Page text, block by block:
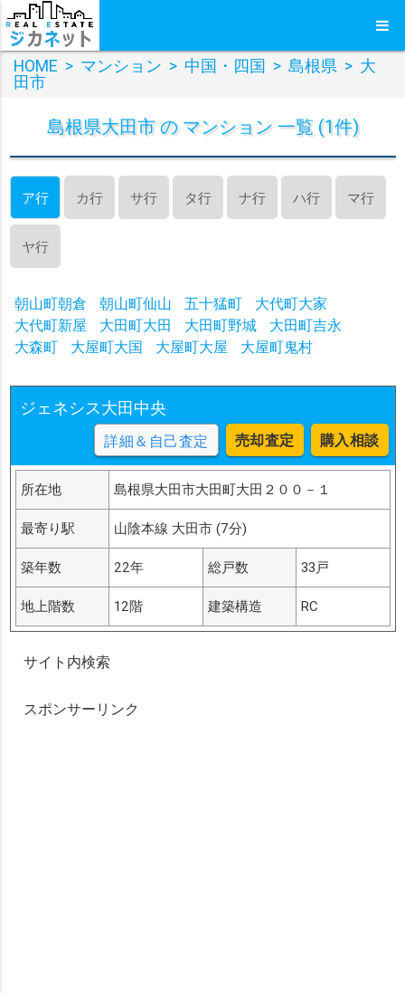
HOME > マンション > 中国・四国 > 島根県 > 大
田市
島根県大田市 の マンション 一覧 (1件)
ア行 カ行 サ行 タ行 ナ行 ハ行 マ行
ヤ行
朝山町朝倉 朝山町仙山 五十猛町
大代町大家
大代町新屋
大田町大田 大田町野城
大田町吉永
大森町
大屋町大国 大屋町大屋 大屋町鬼村
ジェネシス大田中央
詳細＆自己査定 売却査定 購入相談
所在地 島根県大田市大田町大田２００－１
最寄り駅 山陰本線 大田市 (7分)
築年数 22年 総戸数 33戸
地上階数 12階 建築構造 RC
サイト内検索
スポンサーリンク